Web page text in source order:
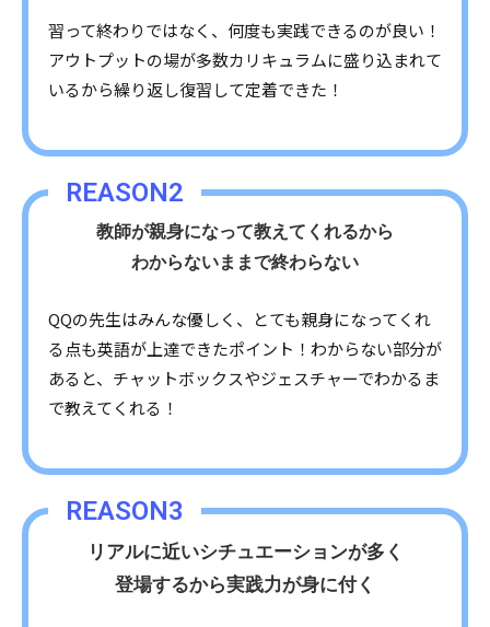
習って終わりではなく、何度も実践できるのが良い！
アウトプットの場が多数カリキュラムに盛り込まれて
いるから繰り返し復習して定着できた！
REASON2
教師が親身になって教えてくれるから
わからないままで終わらない
QQの先生はみんな優しく、とても親身になってくれ
る点も英語が上達できたポイント！わからない部分が
あると、チャットボックスやジェスチャーでわかるま
で教えてくれる！
REASON3
リアルに近いシチュエーションが多く
登場するから実践力が身に付く